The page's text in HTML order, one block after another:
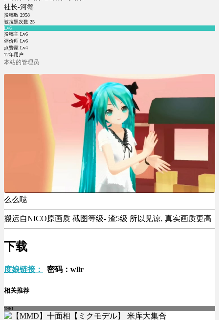
社长-河蟹
投稿数 2958
被拉黑次数 25
Lv6
投稿主 Lv6
评价师 Lv6
点赞家 Lv4
12年用户
本站的管理员
么么哒
搬运自NICO原画质 截图等级- 渣5级 所以见谅, 真实画质更高
下载
度娘链接： 密码：wllr
相关推荐
1961